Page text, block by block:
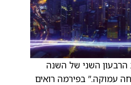
הרבעון השני של השנה
מאוד בהנחה עמוקה.” בפירמה רואים